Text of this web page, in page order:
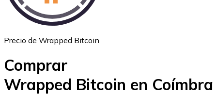
Precio de Wrapped Bitcoin
Comprar
Wrapped Bitcoin en Coímbra